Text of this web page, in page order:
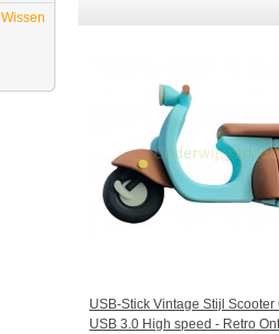
USB-Stick Vintage Stijl Scooter
USB 3.0 High speed - Retro
Wissen